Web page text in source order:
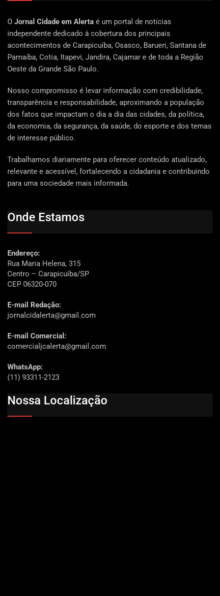
O Jornal Cidade em Alerta é um portal de notícias
independente dedicado à cobertura dos principais
acontecimentos de Carapicuíba, Osasco, Barueri, Santana de
Parnaíba, Cotia, Itapevi, Jandira, Cajamar e de toda a Região
Oeste da Grande São Paulo.
Nosso compromisso é levar informação com credibilidade,
transparência e responsabilidade, aproximando a população
dos fatos que impactam o dia a dia das cidades, da política,
da economia, da segurança, da saúde, do esporte e dos temas
de interesse público.
Trabalhamos diariamente para oferecer conteúdo atualizado,
relevante e acessível, fortalecendo a cidadania e contribuindo
para uma sociedade mais informada.
Onde Estamos
Endereço:
Rua Maria Helena, 315
Centro – Carapicuíba/SP
CEP 06320-070
E-mail Redação:
jornalcidalerta@gmail.com
E-mail Comercial:
comercialjcalerta@gmail.com
WhatsApp:
(11) 93311-2123
Nossa Localização